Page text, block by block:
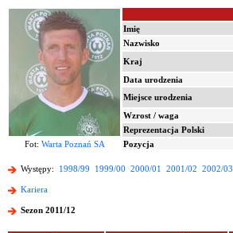
Imię
Nazwisko
Kraj
Data urodzenia
Miejsce urodzenia
Wzrost / waga
Reprezentacja Polski
Fot: Warta Poznań SA Pozycja
Występy: 1998/99 1999/00 2000/01 2001/02 2002/03
Kariera
Sezon 2011/12